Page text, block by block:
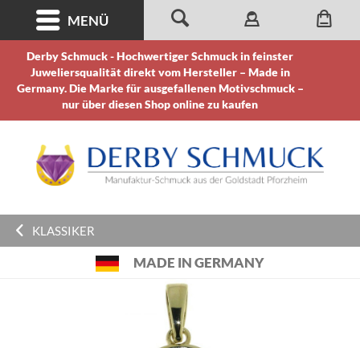
Derby Schmuck - Hochwertiger Schmuck in feinster
Juweliersqualität direkt vom Hersteller – Made in
Germany. Die Marke für ausgefallenen Motivschmuck –
nur über diesen Shop online zu kaufen
MENÜ
KLASSIKER
MADE IN GERMANY